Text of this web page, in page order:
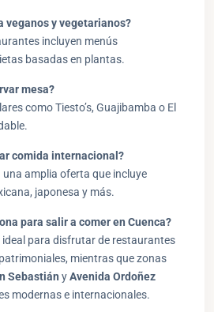
veganos y vegetarianos?
incluyen menús
basadas en plantas.
mesa?
como Tiesto’s, Guajibamba o El
comida internacional?
una amplia oferta que incluye
japonesa y más.
para salir a comer en Cuenca?
ideal para disfrutar de restaurantes
mientras que zonas
Sebastián yAvenida Ordoñez
modernas e internacionales.